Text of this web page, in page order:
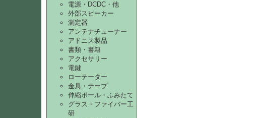
電源・DCDC・他
外部スピーカー
測定器
アンテナチューナー
アドニス製品
書類・書籍
アクセサリー
電鍵
ローテーター
金具・テープ
伸縮ポール・ふみたて
グラス・ファイバー工
研